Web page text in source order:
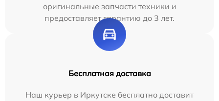
оригинальные запчасти техники и
предоставляет гарантию до 3 лет.
Бесплатная доставка
Наш курьер в Иркутске бесплатно доставит